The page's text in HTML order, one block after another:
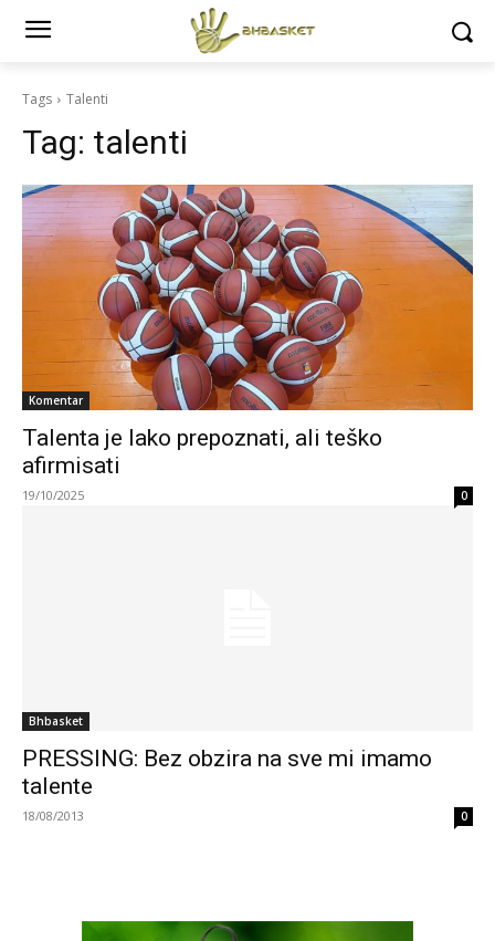
Tags Talenti
Tag: talenti
Komentar
Talenta je lako prepoznati, ali teško
afirmisati
19/10/2025 0
Bhbasket
PRESSING: Bez obzira na sve mi imamo
talente
18/08/2013 0